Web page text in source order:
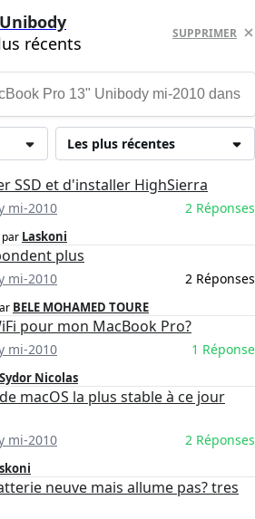
récents SUPPRIMER
Les plus récentes
SSD et d'installer HighSierra
mi-2010 2 Réponses
par Laskoni
plus
mi-2010 2 Réponses
BELE MOHAMED TOURE
pour mon MacBook Pro?
mi-2010 1 Réponse
Sydor Nicolas
macOS la plus stable à ce jour
mi-2010 2 Réponses
neuve mais allume pas? tres